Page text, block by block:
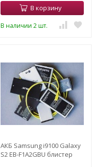
В корзину
В наличии 2 шт.
АКБ Samsung i9100 Galaxy
S2 EB-F1A2GBU блистер